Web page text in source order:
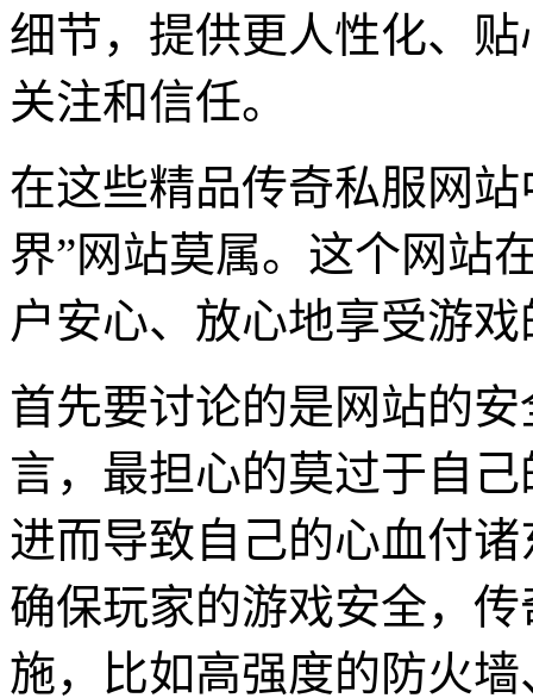
细节，提供更人性化、
关注和信任。
在这些精品传奇私服网
界”网站莫属。这个网站
户安心、放心地享受游
首先要讨论的是网站的
言，最担心的莫过于自
进而导致自己的心血付
确保玩家的游戏安全，
施，比如高强度的防火